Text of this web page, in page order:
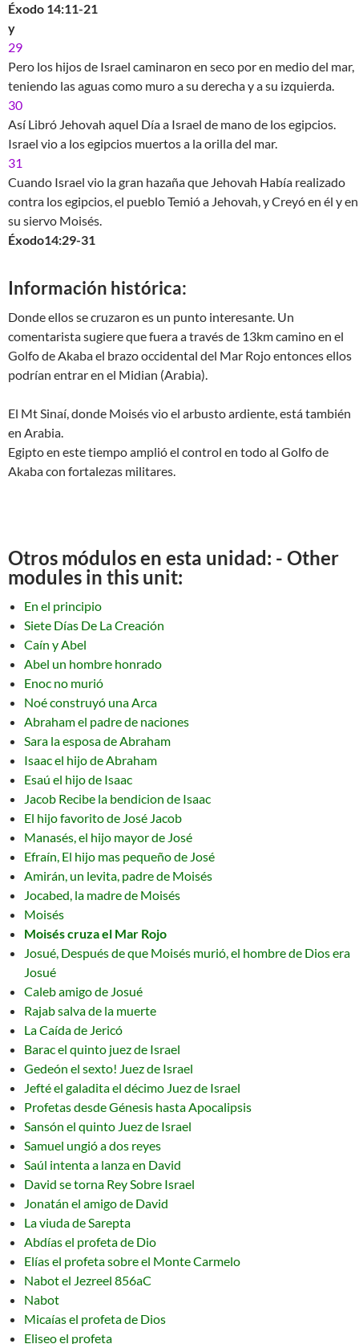
Éxodo 14:11-21
y
29
Pero los hijos de Israel caminaron en seco por en medio del mar,
teniendo las aguas como muro a su derecha y a su izquierda.
30
Así Libró Jehovah aquel Día a Israel de mano de los egipcios.
Israel vio a los egipcios muertos a la orilla del mar.
31
Cuando Israel vio la gran hazaña que Jehovah Había realizado
contra los egipcios, el pueblo Temió a Jehovah, y Creyó en él y en
su siervo Moisés.
Éxodo14:29-31
Información histórica:
Donde ellos se cruzaron es un punto interesante. Un
comentarista sugiere que fuera a través de 13km camino en el
Golfo de Akaba el brazo occidental del Mar Rojo entonces ellos
podrían entrar en el Midian (Arabia).
El Mt Sinaí, donde Moisés vio el arbusto ardiente, está también
en Arabia.
Egipto en este tiempo amplió el control en todo al Golfo de
Akaba con fortalezas militares.
Otros módulos en esta unidad: - Other
modules in this unit:
En el principio
Siete Días De La Creación
Caín y Abel
Abel un hombre honrado
Enoc no murió
Noé construyó una Arca
Abraham el padre de naciones
Sara la esposa de Abraham
Isaac el hijo de Abraham
Esaú el hijo de Isaac
Jacob Recibe la bendicion de Isaac
El hijo favorito de José Jacob
Manasés, el hijo mayor de José
Efraín, El hijo mas pequeño de José
Amirán, un levita, padre de Moisés
Jocabed, la madre de Moisés
Moisés
Moisés cruza el Mar Rojo
Josué, Después de que Moisés murió, el hombre de Dios era
Josué
Caleb amigo de Josué
Rajab salva de la muerte
La Caída de Jericó
Barac el quinto juez de Israel
Gedeón el sexto! Juez de Israel
Jefté el galadita el décimo Juez de Israel
Profetas desde Génesis hasta Apocalipsis
Sansón el quinto Juez de Israel
Samuel ungió a dos reyes
Saúl intenta a lanza en David
David se torna Rey Sobre Israel
Jonatán el amigo de David
La viuda de Sarepta
Abdías el profeta de Dio
Elías el profeta sobre el Monte Carmelo
Nabot el Jezreel 856aC
Nabot
Micaías el profeta de Dios
Eliseo el profeta